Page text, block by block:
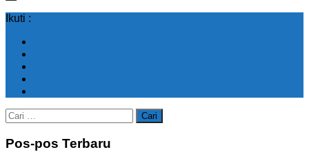
Ikuti :
Cari
untuk:
Pos-pos Terbaru